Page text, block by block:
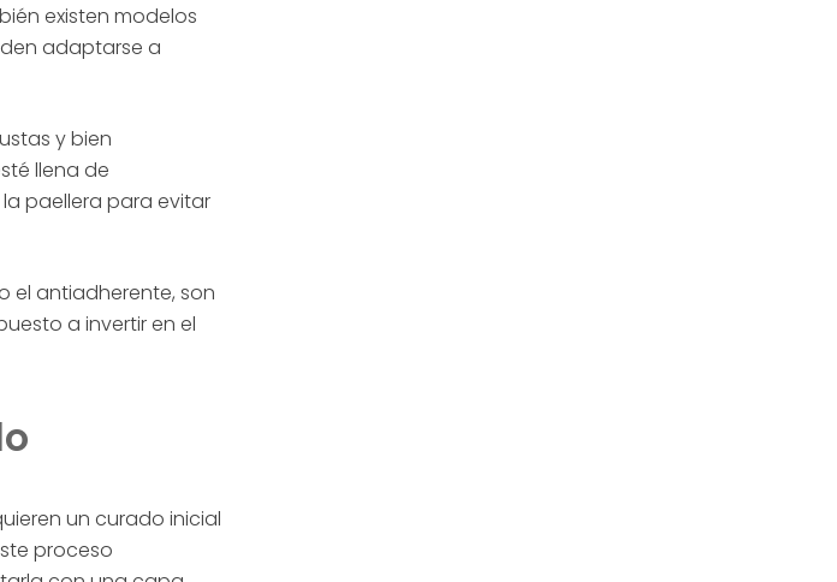
existen modelos
adaptarse a
y bien
llena de
paellera para evitar
el antiadherente, son
a invertir en el
un curado inicial
proceso